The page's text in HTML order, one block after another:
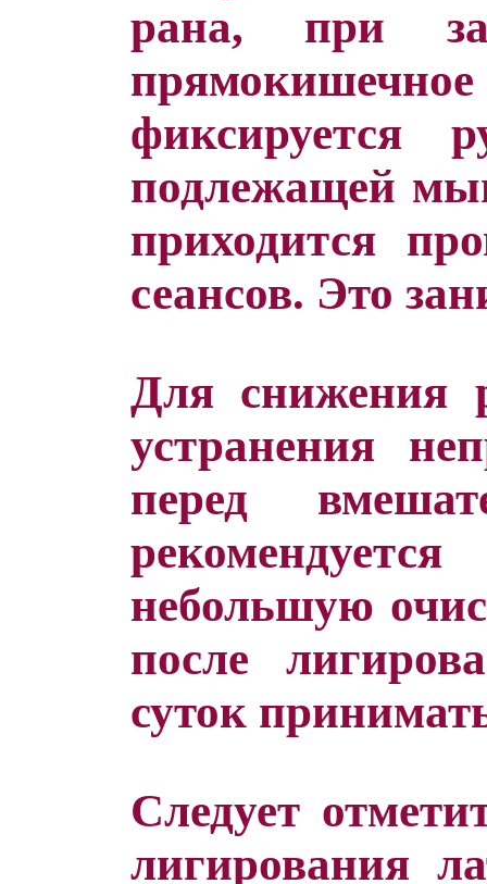
рана, при
фиксируется
подлежащей
приходится
сеансов. Это
Для снижения
устранения
перед
небольшую
после
суток
Следует
лигирования